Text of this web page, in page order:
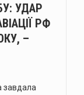
УДАР
РФ
–
завдала